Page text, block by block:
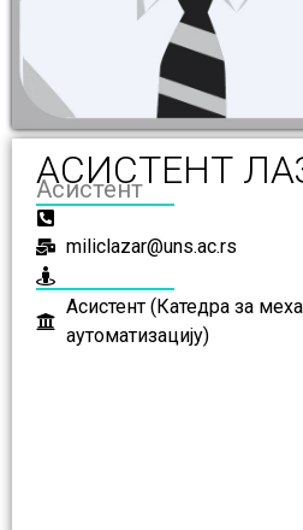
АСИСТЕНТ
Асистент
miliclazar@uns.ac.rs
Асистент (Катедра за
аутоматизацију)